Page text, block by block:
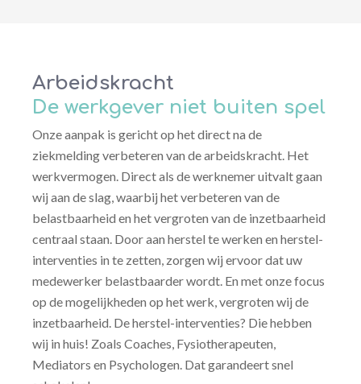
Arbeidskracht
De werkgever niet buiten spel
Onze aanpak is gericht op het direct na de
ziekmelding verbeteren van de arbeidskracht. Het
werkvermogen. Direct als de werknemer uitvalt gaan
wij aan de slag, waarbij het verbeteren van de
belastbaarheid en het vergroten van de inzetbaarheid
centraal staan. Door aan herstel te werken en herstel-
interventies in te zetten, zorgen wij ervoor dat uw
medewerker belastbaarder wordt. En met onze focus
op de mogelijkheden op het werk, vergroten wij de
inzetbaarheid. De herstel-interventies? Die hebben
wij in huis! Zoals Coaches, Fysiotherapeuten,
Mediators en Psychologen. Dat garandeert snel